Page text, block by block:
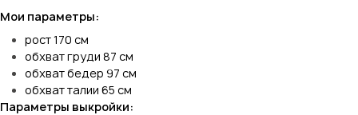
Мои параметры:
рост 170 см
обхват груди 87 см
обхват бедер 97 см
обхват талии 65 см
Параметры выкройки: